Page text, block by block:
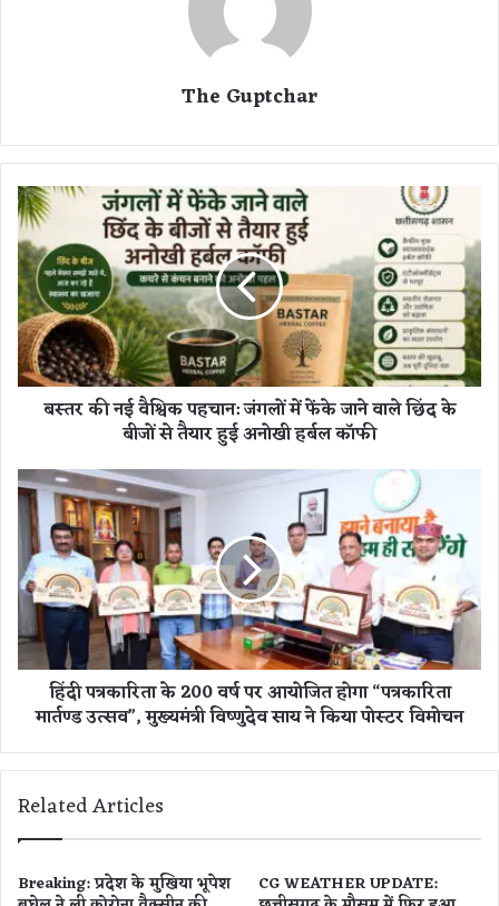
The Guptchar
ब
स्त
र
की
न
ई
वै
श्वि
क
न
:
लों
में
के
छिं
के
से
तै
बस्तर की नई वैश्विक पहचान: जंगलों में फेंके जाने वाले छिंद के
बीजों से तैयार हुई अनोखी हर्बल कॉफी
हिं
दी
का
रि
के
2
र
जि
त
हिंदी पत्रकारिता के 200 वर्ष पर आयोजित होगा “पत्रकारिता
मार्तण्ड उत्सव”, मुख्यमंत्री विष्णुदेव साय ने किया पोस्टर विमोचन
Related Articles
Breaking: प्रदेश के मुखिया भूपेश CG WEATHER UPDATE: